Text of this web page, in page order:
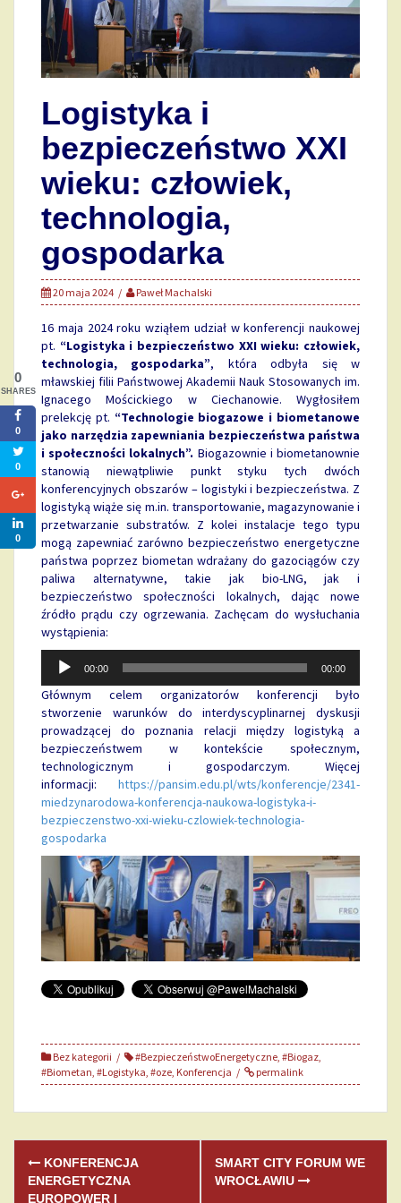
Logistyka i
bezpieczeństwo XXI
wieku: człowiek,
technologia,
gospodarka
20 maja 2024 Paweł Machalski
16 maja 2024 roku wziąłem udział w konferencji naukowej
pt. “Logistyka i bezpieczeństwo XXI wieku: człowiek,
technologia, gospodarka”, która odbyła się w
mławskiej filii Państwowej Akademii Nauk Stosowanych im.
Ignacego Mościckiego w Ciechanowie. Wygłosiłem
prelekcję pt. “Technologie biogazowe i biometanowe
jako narzędzia zapewniania bezpieczeństwa państwa
i społeczności lokalnych”. Biogazownie i biometanownie
stanowią niewątpliwie punkt styku tych dwóch
konferencyjnych obszarów – logistyki i bezpieczeństwa. Z
logistyką wiąże się m.in. transportowanie, magazynowanie i
przetwarzanie substratów. Z kolei instalacje tego typu
mogą zapewniać zarówno bezpieczeństwo energetyczne
państwa poprzez biometan wdrażany do gazociągów czy
paliwa alternatywne, takie jak bio-LNG, jak i
bezpieczeństwo społeczności lokalnych, dając nowe
źródło prądu czy ogrzewania. Zachęcam do wysłuchania
wystąpienia:
Odtwarzacz
plików
dźwiękowych
00:00 00:00
Głównym celem organizatorów konferencji było
stworzenie warunków do interdyscyplinarnej dyskusji
prowadzącej do poznania relacji między logistyką a
bezpieczeństwem w kontekście społecznym,
technologicznym i gospodarczym. Więcej
informacji: https://pansim.edu.pl/wts/konferencje/2341-
miedzynarodowa-konferencja-naukowa-logistyka-i-
bezpieczenstwo-xxi-wieku-czlowiek-technologia-
gospodarka
Bez kategorii #BezpieczeństwoEnergetyczne, #Biogaz,
#Biometan, #Logistyka, #oze, Konferencja permalink
P
KONFERENCJA
ENERGETYCZNA
EUROPOWER I
SMART CITY FORUM WE
WROCŁAWIU
0
SHARES
0
0
0